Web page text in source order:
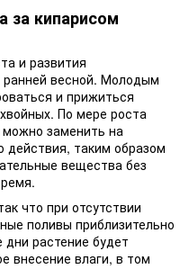
за кипарисом
и развития
весной. Молодым
и прижиться
По мере роста
заменить на
действия, таким образом
вещества без
что при отсутствии
поливы приблизительно
растение будет
внесение влаги, в том